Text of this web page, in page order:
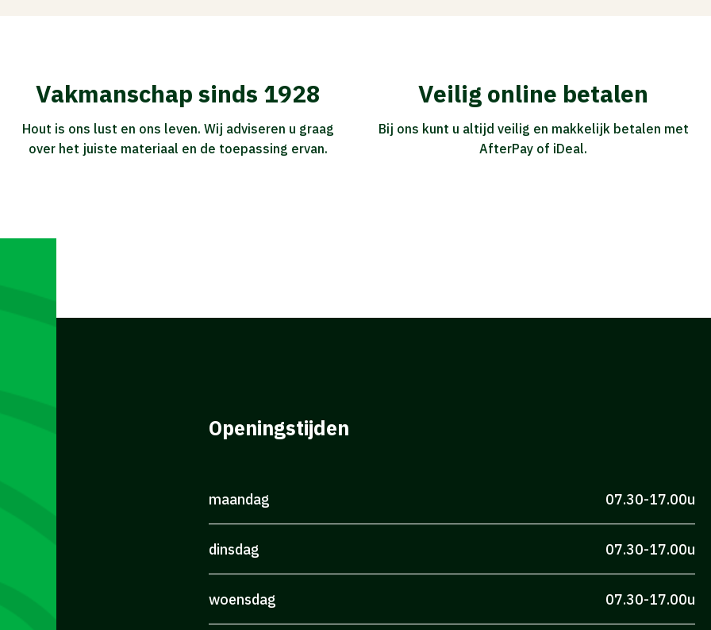
Vakmanschap sinds 1928
Hout is ons lust en ons leven. Wij adviseren u graag
over het juiste materiaal en de toepassing ervan.
Veilig online betalen
Bij ons kunt u altijd veilig en makkelijk betalen met
AfterPay of iDeal.
Openingstijden
maandag 07.30-17.00u
dinsdag 07.30-17.00u
woensdag 07.30-17.00u